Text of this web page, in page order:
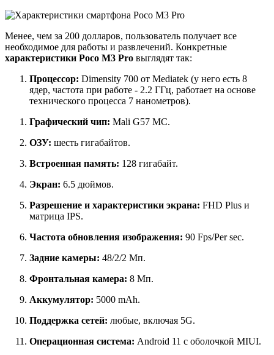
Менее, чем за 200 долларов, пользователь получает все
необходимое для работы и развлечений. Конкретные
характеристики Poco M3 Pro выглядят так:
Процессор: Dimensity 700 от Mediatek (у него есть 8
ядер, частота при работе - 2.2 ГГц, работает на основе
технического процесса 7 нанометров).
Графический чип: Mali G57 MC.
ОЗУ: шесть гигабайтов.
Встроенная память: 128 гигабайт.
Экран: 6.5 дюймов.
Разрешение и характеристики экрана: FHD Plus и
матрица IPS.
Частота обновления изображения: 90 Fps/Per sec.
Задние камеры: 48/2/2 Мп.
Фронтальная камера: 8 Мп.
Аккумулятор: 5000 mAh.
Поддержка сетей: любые, включая 5G.
Операционная система: Android 11 с оболочкой MIUI.